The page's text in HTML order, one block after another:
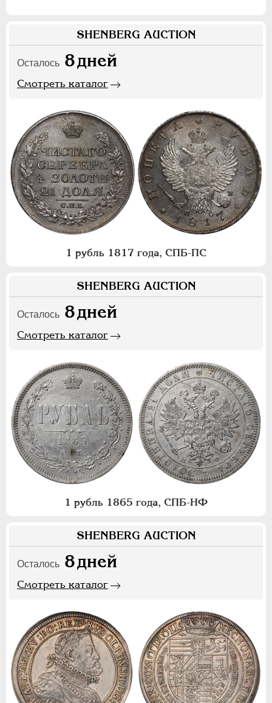
SHENBERG AUCTION
Осталось 8дней
Смотреть каталог
1 рубль 1817 года, СПБ-ПС
SHENBERG AUCTION
Осталось 8дней
Смотреть каталог
1 рубль 1865 года, СПБ-НФ
SHENBERG AUCTION
Осталось 8дней
Смотреть каталог